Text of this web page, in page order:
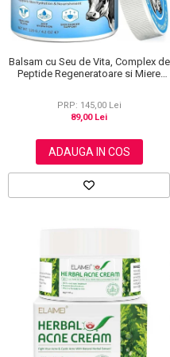
Balsam cu Seu de Vita, Complex de
Peptide Regeneratoare si Miere
PRP: 145,00 Lei
89,00 Lei
ADAUGA IN COS